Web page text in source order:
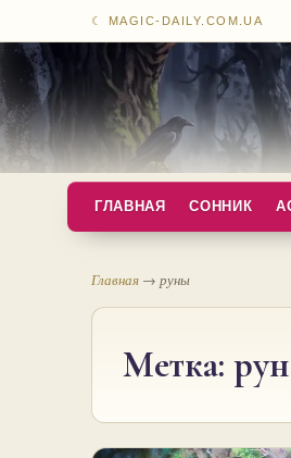
☾ MAGIC-DAILY.COM.UA
ГЛАВНАЯ СОННИК
Главная → руны
Метка: